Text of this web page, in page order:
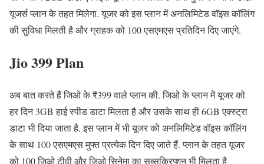
यूजर्स प्लान के तहत मिलेगा. यूजर को इस प्लान में अनलिमिटेड वॉइस कॉलिंग
की सुविधा मिलती है और ग्राहक को 100 एसएमएस प्रतिदिन दिए जाएंगे.
Jio 399 Plan
अब बात करते हैं जिओ के ₹399 वाले प्लान की. जिओ के प्लान में यूजर को
हर दिन 3GB हाई स्पीड डाटा मिलता है और उसके साथ ही 6GB एक्स्ट्रा
डाटा भी दिया जाता है. इस प्लान में भी यूजर को अनलिमिटेड वॉइस कॉलिंग
के साथ 100 एसएमएस मुफ्त प्रत्येक दिन दिए जाते हैं. प्लान के तहत यूजर
को 100 जिओ टीवी और जिओ सिनेमा का सब्सक्रिप्शन भी मिलता है